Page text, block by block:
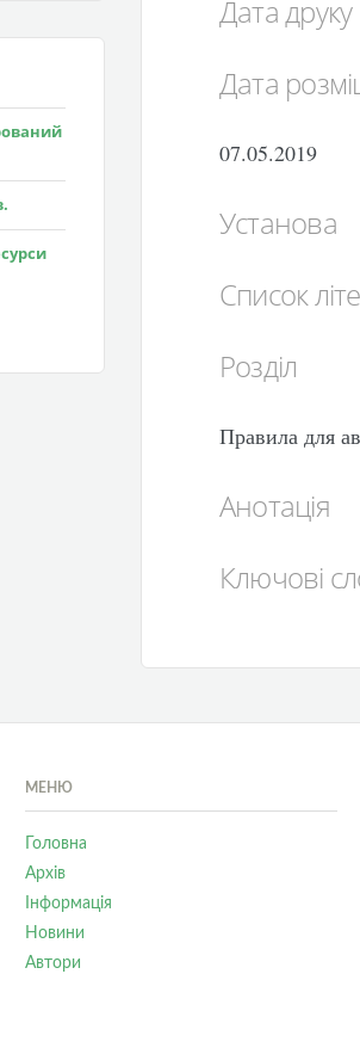
Дата друку
Дата
07.05.2019
Установа
Список
Розділ
Правила для
Анотація
Ключові
МЕНЮ
Головна
Архів
Інформація
Новини
Автори